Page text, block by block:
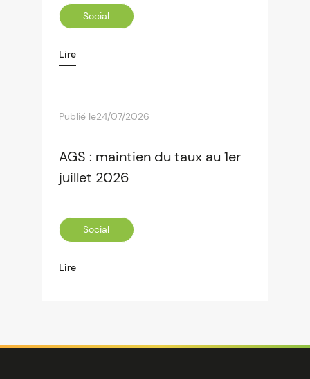
Social
Lire
Publié le24/07/2026
AGS : maintien du taux au 1er
juillet 2026
Social
Lire